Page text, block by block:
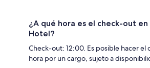
¿A qué hora es el check-out en
Hotel?
Check-out: 12:00. Es posible hacer
hora por un cargo, sujeto a